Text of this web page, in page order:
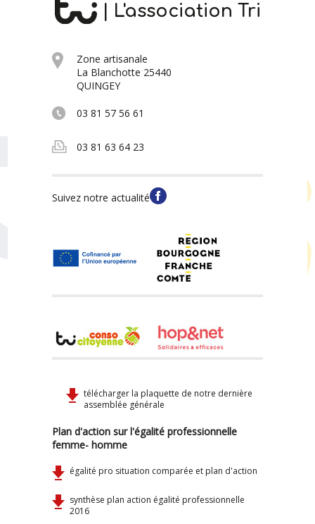
| L'association Tri
Zone artisanale
La Blanchotte 25440
QUINGEY
03 81 57 56 61
03 81 63 64 23
Suivez notre actualité
télécharger la plaquette de notre dernière
assemblée générale
Plan d'action sur l'égalité professionnelle
femme- homme
égalité pro situation comparée et plan d'action
synthèse plan action égalité professionnelle
2016